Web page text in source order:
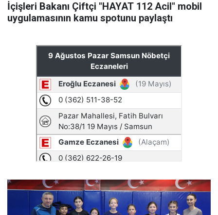
İçişleri Bakanı Çiftçi "HAYAT 112 Acil" mobil
uygulamasının kamu spotunu paylaştı